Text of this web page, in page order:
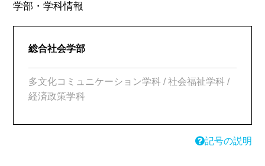
学部・学科情報
総合社会学部
多文化コミュニケーション学科 / 社会福祉学科 /
経済政策学科
記号の説明